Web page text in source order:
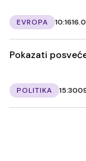
EVROPA 10:16
Pokazati
POLITIKA 15:30